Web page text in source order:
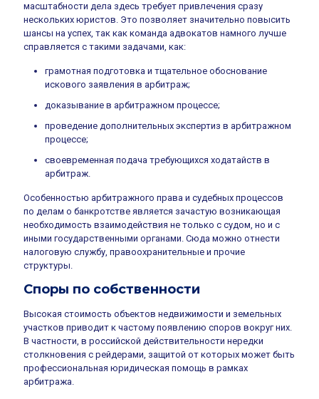
масштабности дела здесь требует привлечения сразу
нескольких юристов. Это позволяет значительно повысить
шансы на успех, так как команда адвокатов намного лучше
справляется с такими задачами, как:
грамотная подготовка и тщательное обоснование
искового заявления в арбитраж;
доказывание в арбитражном процессе;
проведение дополнительных экспертиз в арбитражном
процессе;
своевременная подача требующихся ходатайств в
арбитраж.
Особенностью арбитражного права и судебных процессов
по делам о банкротстве является зачастую возникающая
необходимость взаимодействия не только с судом, но и с
иными государственными органами. Сюда можно отнести
налоговую службу, правоохранительные и прочие
структуры.
Споры по собственности
Высокая стоимость объектов недвижимости и земельных
участков приводит к частому появлению споров вокруг них.
В частности, в российской действительности нередки
столкновения с рейдерами, защитой от которых может быть
профессиональная юридическая помощь в рамках
арбитража.